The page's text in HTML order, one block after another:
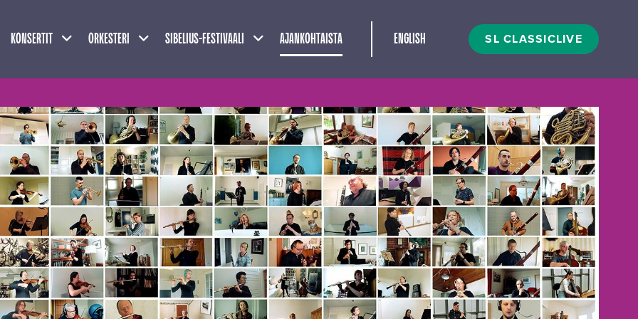
KONSERTIT Näytä alasivut
ORKESTERI Näytä alasivut
SIBELIUS-FESTIVAALI Näytä alasivut
AJANKOHTAISTA ENGLISH SL CLASSICLIVE